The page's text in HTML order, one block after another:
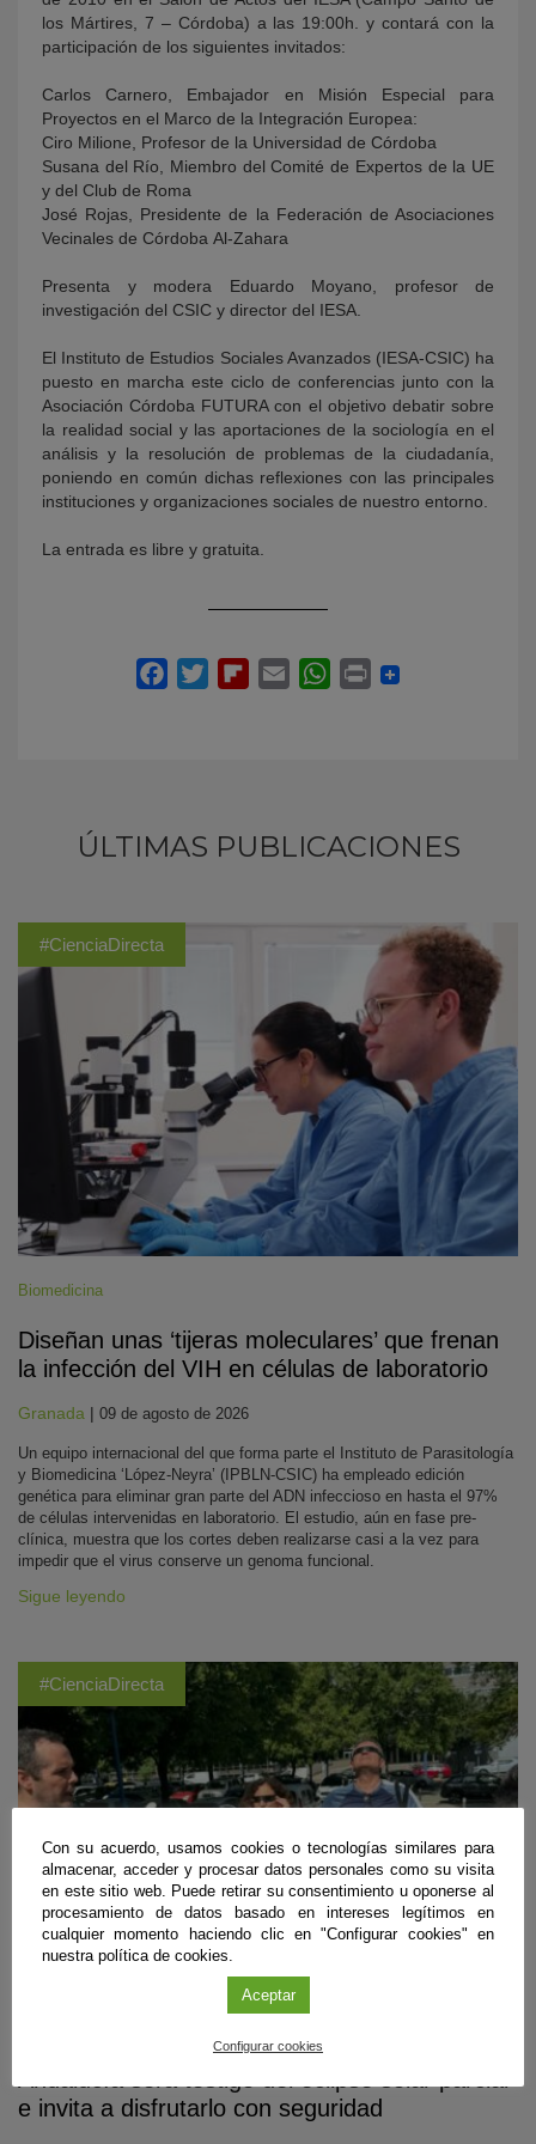
los Mártires, 7 – Córdoba) a las 19:00h. y contará con la
participación de los siguientes invitados:
Carlos Carnero, Embajador en Misión Especial para
Proyectos en el Marco de la Integración Europea:
Ciro Milione, Profesor de la Universidad de Córdoba
Susana del Río, Miembro del Comité de Expertos de la UE
y del Club de Roma
José Rojas, Presidente de la Federación de Asociaciones
Vecinales de Córdoba Al-Zahara
Presenta y modera Eduardo Moyano, profesor de
investigación del CSIC y director del IESA.
El Instituto de Estudios Sociales Avanzados (IESA-CSIC) ha
puesto en marcha este ciclo de conferencias junto con la
Asociación Córdoba FUTURA con el objetivo debatir sobre
la realidad social y las aportaciones de la sociología en el
análisis y la resolución de problemas de la ciudadanía,
poniendo en común dichas reflexiones con las principales
instituciones y organizaciones sociales de nuestro entorno.
La entrada es libre y gratuita.
ÚLTIMAS PUBLICACIONES
#CienciaDirecta
Biomedicina
Diseñan unas ‘tijeras moleculares’ que frenan
la infección del VIH en células de laboratorio
Granada | 09 de agosto de 2026
Un equipo internacional del que forma parte el Instituto de Parasitología
y Biomedicina ‘López-Neyra’ (IPBLN-CSIC) ha empleado edición
genética para eliminar gran parte del ADN infeccioso en hasta el 97%
de células intervenidas en laboratorio. El estudio, aún en fase pre-
clínica, muestra que los cortes deben realizarse casi a la vez para
impedir que el virus conserve un genoma funcional.
Sigue leyendo
#CienciaDirecta
e invita a disfrutarlo con seguridad
Con su acuerdo, usamos cookies o tecnologías similares para
almacenar, acceder y procesar datos personales como su visita
en este sitio web. Puede retirar su consentimiento u oponerse al
procesamiento de datos basado en intereses legítimos en
cualquier momento haciendo clic en "Configurar cookies" en
nuestra política de cookies.
Aceptar
Configurar cookies